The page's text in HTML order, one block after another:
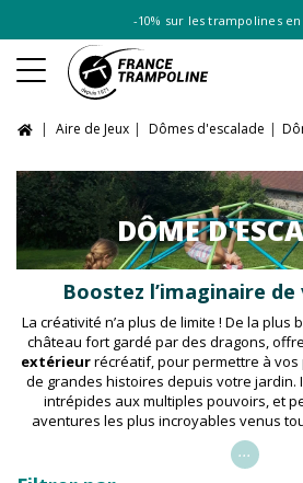
-10% sur les trampolines en
Aire de Jeux Dômes d'escalade
DÔME
Boostez l’imaginaire
La créativité n’a plus de limite ! De la plus
château fort gardé par des dragons,
extérieurrécréatif, pour permettre à vos
de grandes histoires depuis votre jardin.
intrépides aux multiples pouvoirs, et
aventures les plus incroyables venus
...